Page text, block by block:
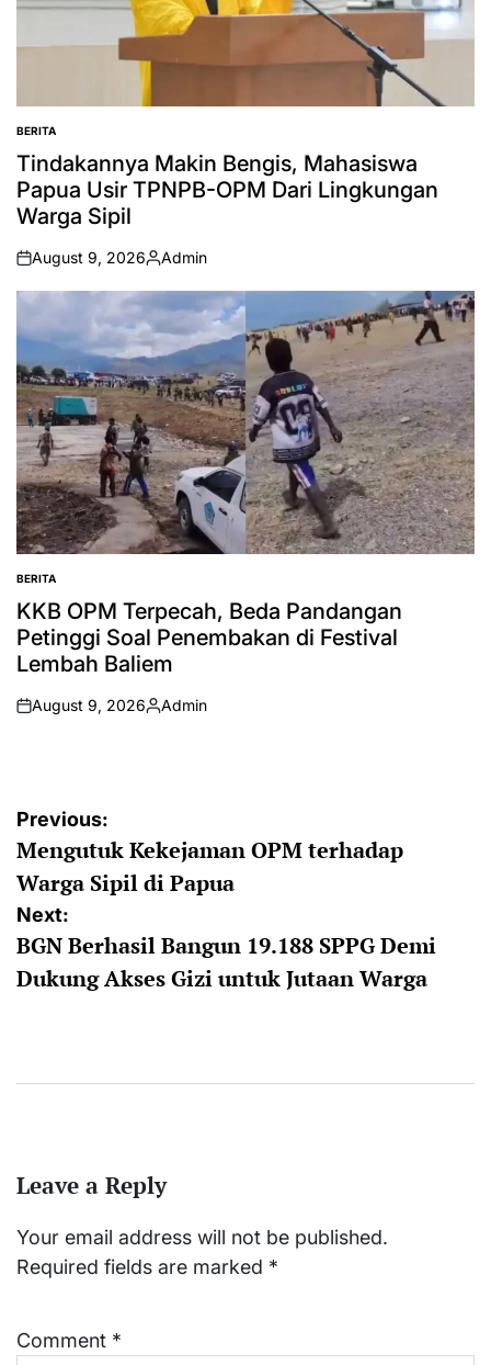
POSTED
IN
BERITA
Tindakannya Makin Bengis, Mahasiswa
Papua Usir TPNPB-OPM Dari Lingkungan
Warga Sipil
on
August 9, 2026
Posted
by
Admin
POSTED
IN
BERITA
KKB OPM Terpecah, Beda Pandangan
Petinggi Soal Penembakan di Festival
Lembah Baliem
on
August 9, 2026
Posted
Admin
Post
navigation
Previous:
Mengutuk Kekejaman OPM terhadap
Warga Sipil di Papua
Next:
BGN Berhasil Bangun 19.188 SPPG Demi
Dukung Akses Gizi untuk Jutaan Warga
Leave a Reply
Your email address will not be published.
Required fields are marked *
Comment *